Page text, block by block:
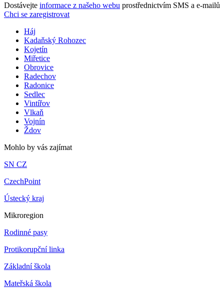
Dostávejte informace z našeho webu prostřednictvím SMS a e-mailů
Chci se zaregistrovat
Háj
Kadaňský Rohozec
Kojetín
Miřetice
Obrovice
Radechov
Radonice
Sedlec
Vintířov
Vlkaň
Vojnín
Ždov
Mohlo by vás zajímat
SN CZ
CzechPoint
Ústecký kraj
Mikroregion
Rodinné pasy
Protikorupční linka
Základní škola
Mateřská škola